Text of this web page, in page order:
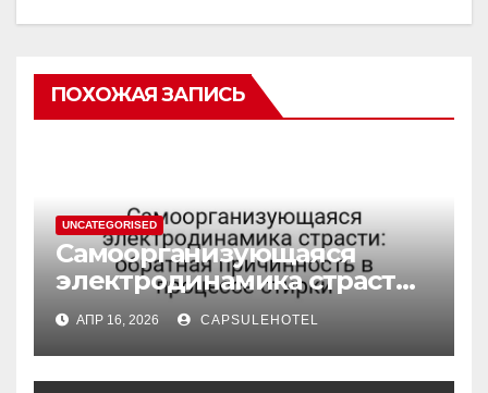
ПОХОЖАЯ ЗАПИСЬ
UNCATEGORISED
Самоорганизующаяся
электродинамика страсти:
обратная причинность в
процессе стирки
АПР 16, 2026 CAPSULEHOTEL